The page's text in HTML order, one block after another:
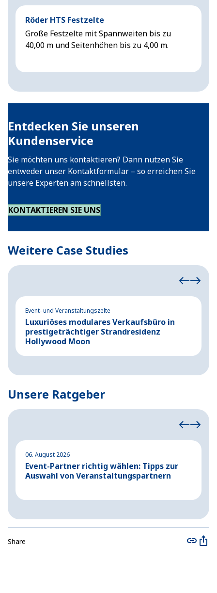
Röder HTS Festzelte
Große Festzelte mit Spannweiten bis zu
40,00 m und Seitenhöhen bis zu 4,00 m.
Entdecken Sie unseren
Kundenservice
Sie möchten uns kontaktieren? Dann nutzen Sie
entweder unser Kontaktformular – so erreichen Sie
unsere Experten am schnellsten.
KONTAKTIEREN SIE UNS
Weitere Case Studies
Event- und Veranstaltungszelte
Luxuriöses modulares Verkaufsbüro in
prestigeträchtiger Strandresidenz
Hollywood Moon
Unsere Ratgeber
06. August 2026
Event-Partner richtig wählen: Tipps zur
Auswahl von Veranstaltungspartnern
Share